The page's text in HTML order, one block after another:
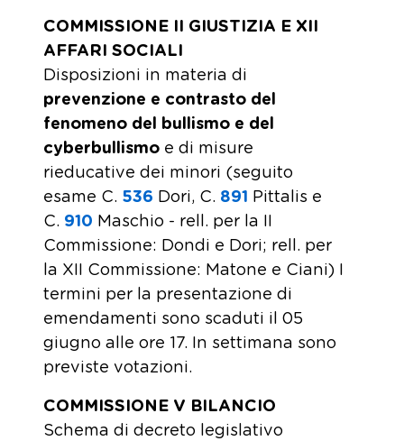
COMMISSIONE II GIUSTIZIA E XII
AFFARI SOCIALI
Disposizioni in materia di
prevenzione e contrasto del
fenomeno del bullismo e del
cyberbullismo e di misure
rieducative dei minori (seguito
esame C. 536 Dori, C. 891 Pittalis e
C. 910 Maschio - rell. per la II
Commissione: Dondi e Dori; rell. per
la XII Commissione: Matone e Ciani) I
termini per la presentazione di
emendamenti sono scaduti il 05
giugno alle ore 17. In settimana sono
previste votazioni.
COMMISSIONE V BILANCIO
Schema di decreto legislativo